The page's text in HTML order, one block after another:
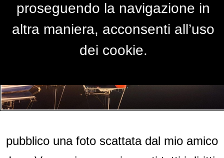
pubblico una foto scattata dal mio amico
proseguendo la navigazione in
altra maniera, acconsenti all’uso
dei cookie.